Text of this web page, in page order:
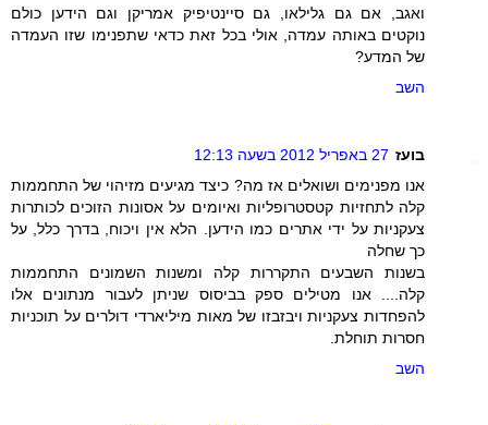
ואגב, אם גם גלילאו, גם סיינטיפיק אמריקן וגם הידען כולם
נוקטים באותה עמדה, אולי בכל זאת כדאי שתפנימו שזו העמדה
של המדע?
השב
בועז 27 באפריל 2012 בשעה 12:13
אנו מפנימים ושואלים אז מה? כיצד מגיעים מזיהוי של התחממות
קלה לתחזיות קטסטרופליות ואיומים על אסונות הזוכים לכותרות
צעקניות על ידי אתרים כמו הידען. הלא אין ויכוח, בדרך כלל, על
כך שחלה
בשנות השבעים התקררות קלה ומשנות השמונים התחממות
קלה.... אנו מטילים ספק בביסוס שניתן לעבור מנתונים אלו
להפחדות צעקניות ויבזבזו של מאות מיליארדי דולרים על תוכניות
חסרות תוחלת.
השב